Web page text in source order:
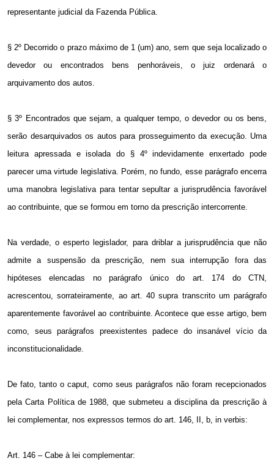
representante judicial da Fazenda Pública.
§ 2º Decorrido o prazo máximo de 1 (um) ano, sem que seja localizado o
devedor ou encontrados bens penhoráveis, o juiz ordenará o
arquivamento dos autos.
§ 3º Encontrados que sejam, a qualquer tempo, o devedor ou os bens,
serão desarquivados os autos para prosseguimento da execução. Uma
leitura apressada e isolada do § 4º indevidamente enxertado pode
parecer uma virtude legislativa. Porém, no fundo, esse parágrafo encerra
uma manobra legislativa para tentar sepultar a jurisprudência favorável
ao contribuinte, que se formou em torno da prescrição intercorrente.
Na verdade, o esperto legislador, para driblar a jurisprudência que não
admite a suspensão da prescrição, nem sua interrupção fora das
hipóteses elencadas no parágrafo único do art. 174 do CTN,
acrescentou, sorrateiramente, ao art. 40 supra transcrito um parágrafo
aparentemente favorável ao contribuinte. Acontece que esse artigo, bem
como, seus parágrafos preexistentes padece do insanável vício da
inconstitucionalidade.
De fato, tanto o caput, como seus parágrafos não foram recepcionados
pela Carta Política de 1988, que submeteu a disciplina da prescrição à
lei complementar, nos expressos termos do art. 146, II, b, in verbis:
Art. 146 – Cabe à lei complementar: